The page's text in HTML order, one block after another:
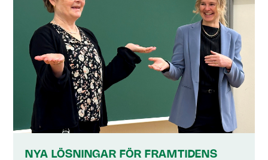
NYA LÖSNINGAR FÖR FRAMTIDENS